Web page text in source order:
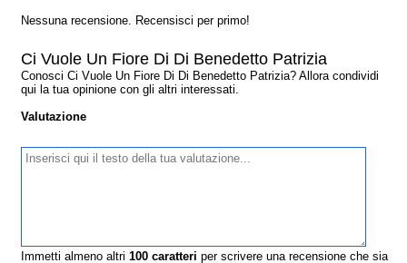
Nessuna recensione. Recensisci per primo!
Ci Vuole Un Fiore Di Di Benedetto Patrizia
Conosci Ci Vuole Un Fiore Di Di Benedetto Patrizia? Allora condividi
qui la tua opinione con gli altri interessati.
Valutazione
Immetti almeno altri100 caratteri per scrivere una recensione che sia